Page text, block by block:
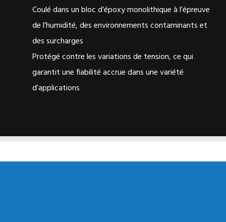
Coulé dans un bloc d’époxy monolithique à l’épreuve
de l’humidité, des environnements contaminants et
des surcharges
Protégé contre les variations de tension, ce qui
garantit une fiabilité accrue dans une variété
d’applications